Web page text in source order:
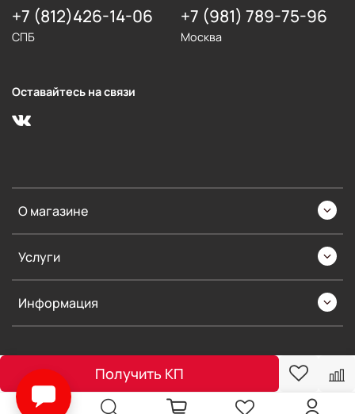
Получить КП
О магазине
Услуги
Информация
+7 (812)426-14-06
СПБ
+7 (981) 789-75-96
Москва
Оставайтесь на связи